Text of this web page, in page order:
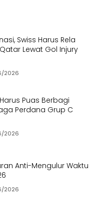
Swiss Harus Rela
Lewat Gol Injury
2026
Puas Berbagi
Perdana Grup C
2026
Anti-Mengulur Waktu
2026